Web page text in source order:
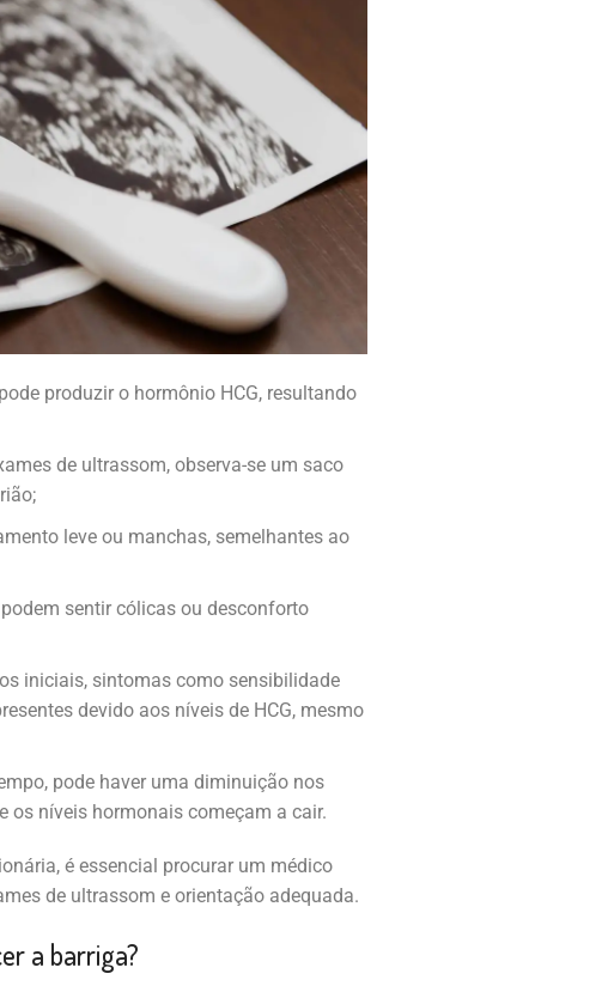
produzir o hormônio HCG, resultando
de ultrassom, observa-se um saco
leve ou manchas, semelhantes ao
sentir cólicas ou desconforto
iniciais, sintomas como sensibilidade
devido aos níveis de HCG, mesmo
pode haver uma diminuição nos
os níveis hormonais começam a cair.
é essencial procurar um médico
de ultrassom e orientação adequada.
a barriga?